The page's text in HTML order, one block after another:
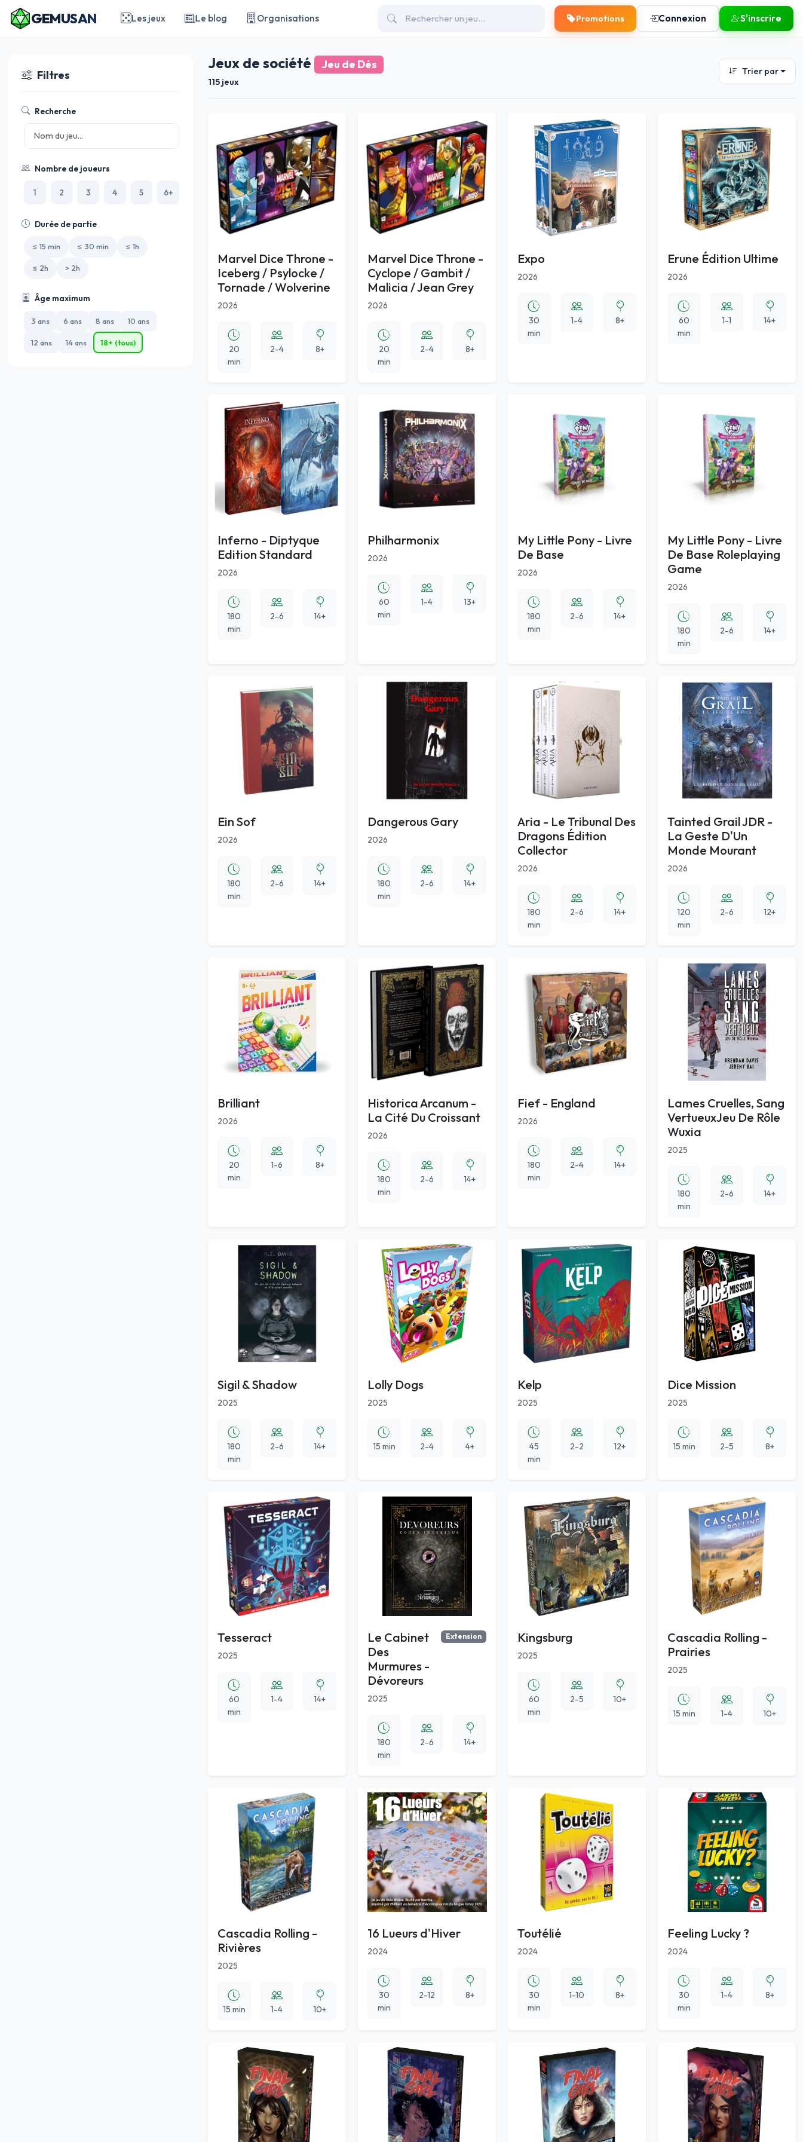
GEMUSAN Les jeux Le blog Organisations Promotions Connexion S'inscrire
Filtres
Recherche
Nombre de joueurs
1 2 3 4 5 6+
Durée de partie
≤ 15 min ≤ 30 min ≤ 1h
≤ 2h > 2h
Âge maximum
3 ans 6 ans 8 ans 10 ans
12 ans 14 ans 18+ (tous)
Jeux de société Jeu de Dés
115 jeux
Trier par
Marvel Dice Throne -
Iceberg / Psylocke /
Tornade / Wolverine
2026
20
min
2-4 8+
Marvel Dice Throne -
Cyclope / Gambit /
Malicia / Jean Grey
2026
20
min
2-4 8+
Expo
2026
30
min
1-4 8+
Erune Édition Ultime
2026
60
min
1-1 14+
Inferno - Diptyque
Edition Standard
2026
180
min
2-6 14+
Philharmonix
2026
60
min
1-4 13+
My Little Pony - Livre
De Base
2026
180
min
2-6 14+
My Little Pony - Livre
De Base Roleplaying
Game
2026
180
min
2-6 14+
Ein Sof
2026
180
min
2-6 14+
Dangerous Gary
2026
180
min
2-6 14+
Aria - Le Tribunal Des
Dragons Édition
Collector
2026
180
min
2-6 14+
Tainted Grail JDR -
La Geste D'Un
Monde Mourant
2026
120
min
2-6 12+
Brilliant
2026
20
min
1-6 8+
Historica Arcanum -
La Cité Du Croissant
2026
180
min
2-6 14+
Fief - England
2026
180
min
2-4 14+
Lames Cruelles, Sang
VertueuxJeu De Rôle
Wuxia
2025
180
min
2-6 14+
Sigil & Shadow
2025
180
min
2-6 14+
Lolly Dogs
2025
15 min 2-4 4+
Kelp
2025
45
min
2-2 12+
Dice Mission
2025
15 min 2-5 8+
Tesseract
2025
60
min
1-4 14+
Le Cabinet
Des
Murmures -
Dévoreurs
Extension
2025
180
min
2-6 14+
Kingsburg
2025
60
min
2-5 10+
Cascadia Rolling -
Prairies
2025
15 min 1-4 10+
Cascadia Rolling -
Rivières
2025
15 min 1-4 10+
16 Lueurs d'Hiver
2024
30
min
2-12 8+
Toutélié
2024
30
min
1-10 8+
Feeling Lucky ?
2024
30
min
1-4 8+